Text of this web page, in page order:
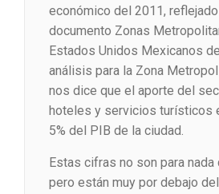
económico del 2011,
documento Zonas
Estados Unidos Mexicanos
análisis para la Zona
nos dice que el aporte del
hoteles y servicios turísticos
5% del PIB de la ciudad.
Estas cifras no son para
pero están muy por debajo